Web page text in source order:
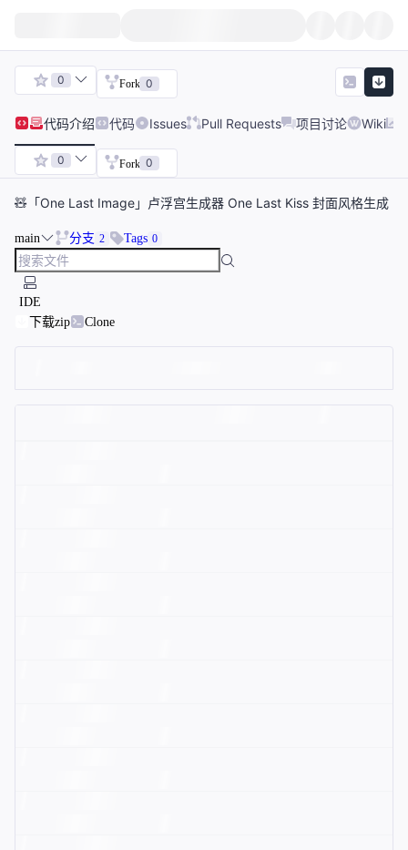
0 Fork 0
代码介绍 代码 Issues Pull Requests 项目讨论 Wiki
0 Fork 0
🧸「One Last Image」卢浮宫生成器 One Last Kiss 封面风格生成
main 分支 2 Tags 0
IDE
下载zip
Clone